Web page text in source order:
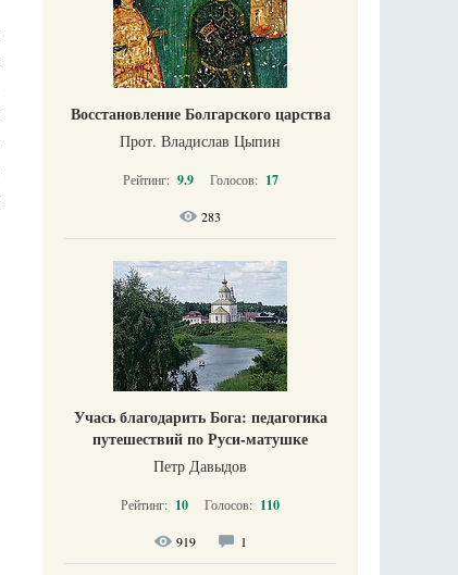
Восстановление Болгарского царства
Прот. Владислав Цыпин
Рейтинг: 9.9 Голосов: 17
283
Учась благодарить Бога: педагогика
путешествий по Руси-матушке
Петр Давыдов
Рейтинг: 10 Голосов: 110
919 1